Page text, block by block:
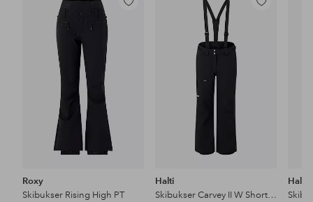
Legg
Roxy
Skibukser Rising High PT
Legg
Halti
Skibukser Carvey II W Short Dx
Halti